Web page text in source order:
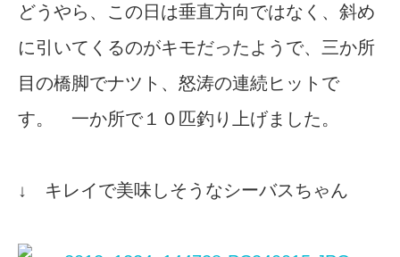
どうやら、この日は垂直方向ではなく、斜め
に引いてくるのがキモだったようで、三か所
目の橋脚でナツト、怒涛の連続ヒットで
す。 一か所で１０匹釣り上げました。
↓ キレイで美味しそうなシーバスちゃん